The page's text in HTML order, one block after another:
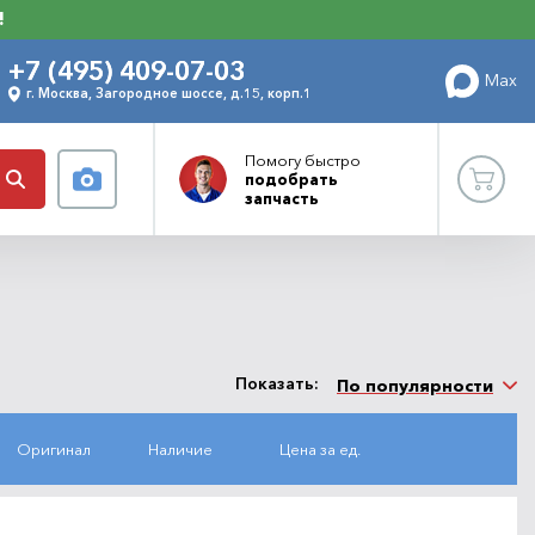
+7 (495) 409-07-03
г. Москва, Загородное шоссе, д.15, корп.1
Max
Помогу быстро
подобрать
запчасть
Показать: По популярности
Оригинал Наличие Цена за ед.